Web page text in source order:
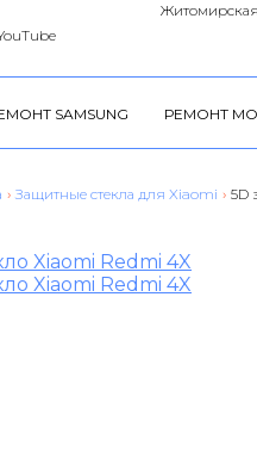
Житомирская
SAMSUNG РЕМОНТ
› Защитные стекла для Xiaomi › 5D